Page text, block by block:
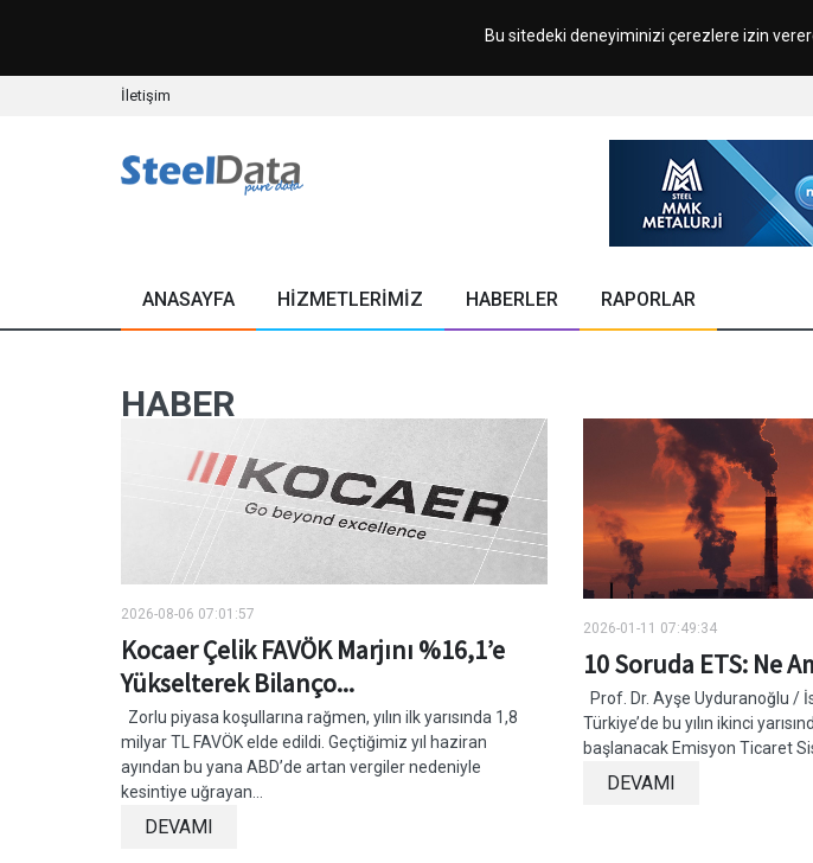
Bu sitedeki deneyiminizi çerezlere izin
İletişim
ANASAYFA HİZMETLERİMİZ HABERLER RAPORLAR
HABER
2026-08-06 07:01:57
Kocaer Çelik FAVÖK Marjını %16,1’e
Yükselterek Bilanço...
Zorlu piyasa koşullarına rağmen, yılın ilk yarısında 1,8
milyar TL FAVÖK elde edildi. Geçtiğimiz yıl haziran
ayından bu yana ABD’de artan vergiler nedeniyle
kesintiye uğrayan...
DEVAMI
2026-01-11 07:49:34
10 Soruda ETS: Ne
Prof. Dr. Ayşe Uyduranoğlu /
Türkiye’de bu yılın ikinci
başlanacak Emisyon Ticaret
DEVAMI